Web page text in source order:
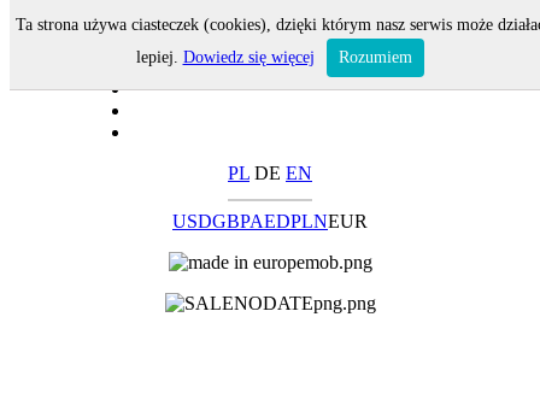
PL DE EN
USDGBPAEDPLNEUR
Ta strona używa ciasteczek (cookies), dzięki którym nasz serwis może
lepiej. Dowiedz się więcej Rozumiem